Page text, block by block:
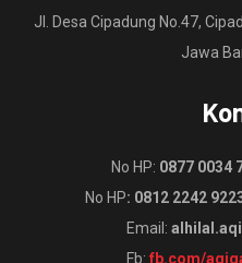
Jl. Desa Cipadung No.47,
Jawa
No HP: 0877 0034
No HP: 0812 2242
Email:
Fb: fb.com/